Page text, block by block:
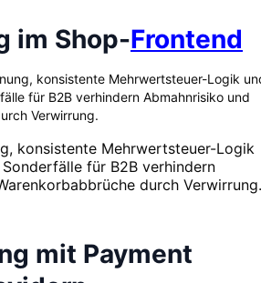
im Shop-Frontend
konsistente Mehrwertsteuer-Logik
für B2B verhindern Abmahnrisiko und
Verwirrung.
konsistente Mehrwertsteuer-Logik
für B2B verhindern
durch Verwirrung.
mit Payment